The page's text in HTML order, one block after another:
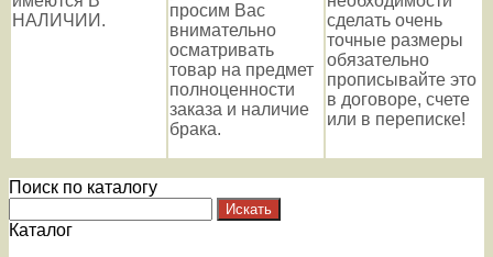
НАЛИЧИИ.
просим Вас
внимательно
осматривать
товар на предмет
полноценности
заказа и наличие
брака.
сделать очень
точные размеры
обязательно
прописывайте это
в договоре, счете
или в переписке!
Поиск по каталогу
Каталог